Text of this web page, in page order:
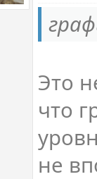
Это
что
не